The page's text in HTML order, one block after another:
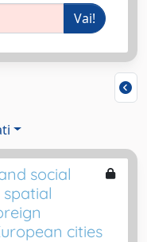
social
cities